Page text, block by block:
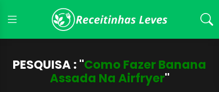
PESQUISA : "Como Fazer Banana
Assada Na Airfryer"